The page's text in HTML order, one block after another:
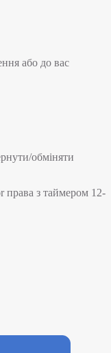
або до вас
обміняти
права з таймером 12-